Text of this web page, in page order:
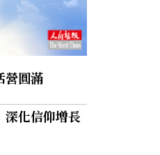
圓滿
化信仰增長